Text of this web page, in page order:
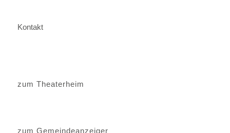
Kontakt
zum Theaterheim
zum Gemeindeanzeiger